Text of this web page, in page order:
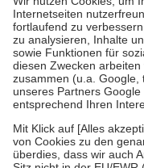
Grundsätzlich leisten
Prozent des
höchstens zehn Euro.Es
Kosten der Leistung zu
Diese Regeln gelten
Bei Heilmitteln und
Zuzahlung zehn Prozent
Verordnung.
Um das Engagement der
stärken und die